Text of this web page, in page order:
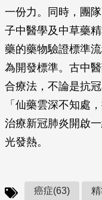
一份力。同時，團
子中醫學及中草藥
藥的藥物驗證標準
為開發標準。古中
合療法，不論是抗
「仙藥雲深不知處
治療新冠肺炎開啟
光發熱。
癌症(63)